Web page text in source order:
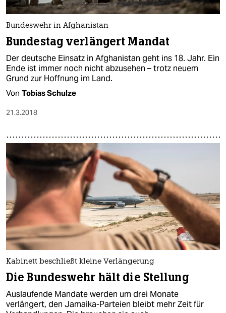
Bundeswehr in Afghanistan
Bundestag verlängert Mandat
Der deutsche Einsatz in Afghanistan geht ins 18. Jahr. Ein
Ende ist immer noch nicht abzusehen – trotz neuem
Grund zur Hoffnung im Land.
Von Tobias Schulze
21.3.2018
Kabinett beschließt kleine Verlängerung
Die Bundeswehr hält die Stellung
Auslaufende Mandate werden um drei Monate
verlängert, den Jamaika-Parteien bleibt mehr Zeit für